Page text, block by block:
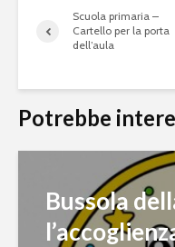
Scuola primaria –
Cartello per la porta
dell’aula
Potrebbe
Bussola